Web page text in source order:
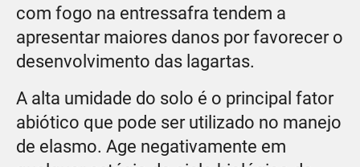
com fogo na entressafra tendem a
apresentar maiores danos por favorecer o
desenvolvimento das lagartas.
A alta umidade do solo é o principal fator
abiótico que pode ser utilizado no manejo
de elasmo. Age negativamente em